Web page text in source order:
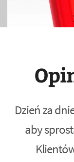
Dzień za
aby